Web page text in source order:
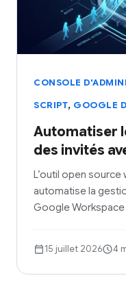
CONSOLE
SCRIPT, GOOGLE
Automatiser
des invités
L’outil open
automatise la
Google
15 juillet 2026 4